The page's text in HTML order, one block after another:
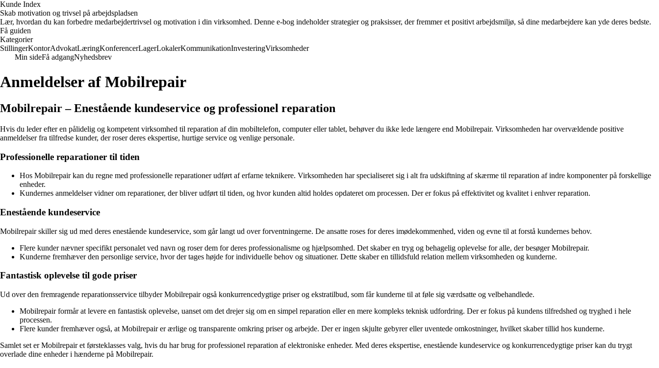
Kunde Index
Skab motivation og trivsel på arbejdspladsen
Lær, hvordan du kan forbedre medarbejdertrivsel og motivation i din virksomhed. Denne e-bog indeholder strategier og praksisser, der fremmer et positivt arbejdsmiljø, så dine medarbejdere kan yde deres bedste.
Få guiden
Kategorier
StillingerKontorAdvokatLæringKonferencerLagerLokalerKommunikationInvesteringVirksomheder
Min sideFå adgangNyhedsbrev
Anmeldelser af Mobilrepair
Mobilrepair – Enestående kundeservice og professionel reparation
Hvis du leder efter en pålidelig og kompetent virksomhed til reparation af din mobiltelefon, computer eller tablet, behøver du ikke lede længere end Mobilrepair. Virksomheden har overvældende positive
anmeldelser fra tilfredse kunder, der roser deres ekspertise, hurtige service og venlige personale.
Professionelle reparationer til tiden
Hos Mobilrepair kan du regne med professionelle reparationer udført af erfarne teknikere. Virksomheden har specialiseret sig i alt fra udskiftning af skærme til reparation af indre komponenter på forskellige
enheder.
Kundernes anmeldelser vidner om reparationer, der bliver udført til tiden, og hvor kunden altid holdes opdateret om processen. Der er fokus på effektivitet og kvalitet i enhver reparation.
Enestående kundeservice
Mobilrepair skiller sig ud med deres enestående kundeservice, som går langt ud over forventningerne. De ansatte roses for deres imødekommenhed, viden og evne til at forstå kundernes behov.
Flere kunder nævner specifikt personalet ved navn og roser dem for deres professionalisme og hjælpsomhed. Det skaber en tryg og behagelig oplevelse for alle, der besøger Mobilrepair.
Kunderne fremhæver den personlige service, hvor der tages højde for individuelle behov og situationer. Dette skaber en tillidsfuld relation mellem virksomheden og kunderne.
Fantastisk oplevelse til gode priser
Ud over den fremragende reparationsservice tilbyder Mobilrepair også konkurrencedygtige priser og ekstratilbud, som får kunderne til at føle sig værdsatte og velbehandlede.
Mobilrepair formår at levere en fantastisk oplevelse, uanset om det drejer sig om en simpel reparation eller en mere kompleks teknisk udfordring. Der er fokus på kundens tilfredshed og tryghed i hele
processen.
Flere kunder fremhæver også, at Mobilrepair er ærlige og transparente omkring priser og arbejde. Der er ingen skjulte gebyrer eller uventede omkostninger, hvilket skaber tillid hos kunderne.
Samlet set er Mobilrepair et førsteklasses valg, hvis du har brug for professionel reparation af elektroniske enheder. Med deres ekspertise, enestående kundeservice og konkurrencedygtige priser kan du trygt
overlade dine enheder i hænderne på Mobilrepair.